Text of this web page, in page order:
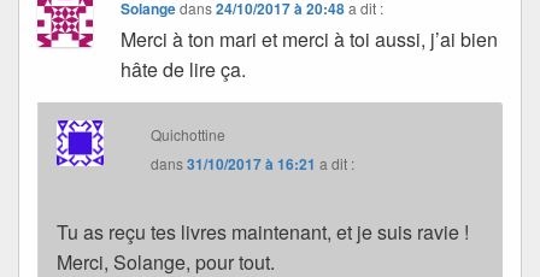
Solangedans24/10/2017 à 20:48 a dit :
Merci à ton mari et merci à toi aussi, j’ai bien
hâte de lire ça.
Quichottine
dans31/10/2017 à 16:21 a dit :
Tu as reçu tes livres maintenant, et je suis ravie !
Merci, Solange, pour tout.